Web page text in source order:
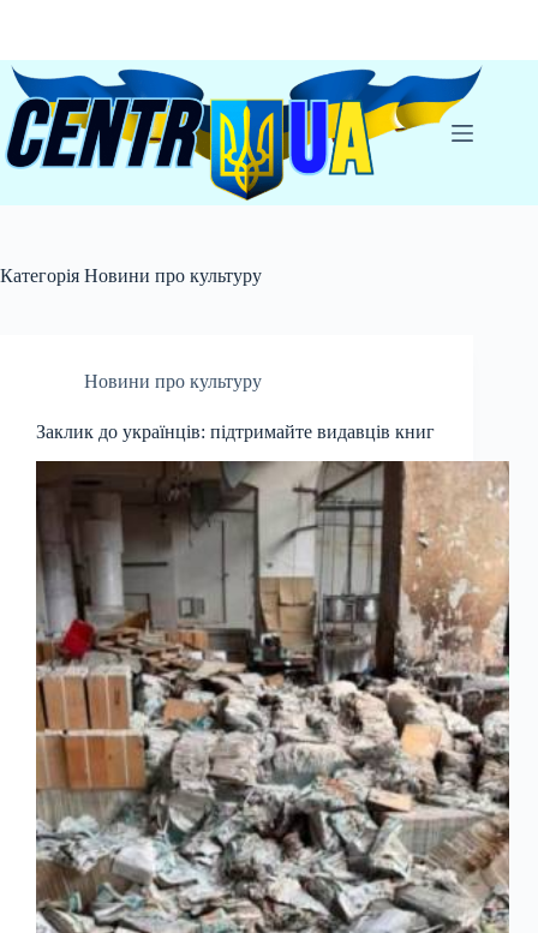
Категорія Новини про культуру
Новини про культуру
Заклик до українців: підтримайте видавців книг